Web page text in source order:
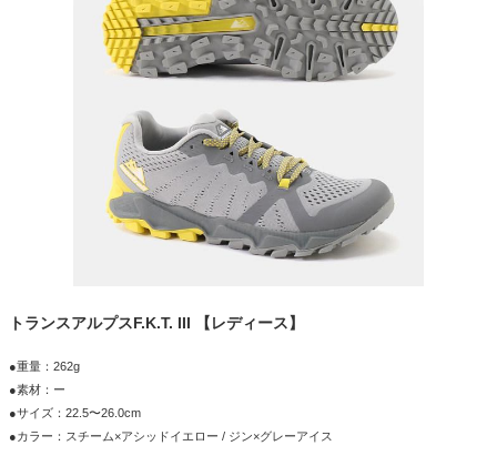
トランスアルプスF.K.T. III 【レディース】
●重量：262g
●素材：ー
●サイズ：22.5〜26.0cm
●カラー：スチーム×アシッドイエロー / ジン×グレーアイス